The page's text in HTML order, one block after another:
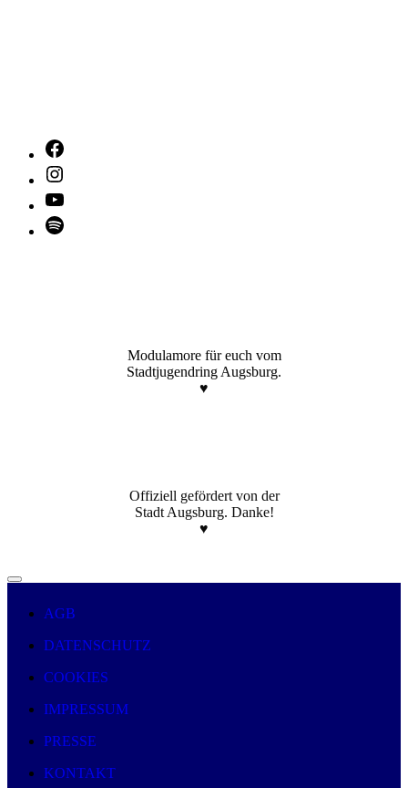
Modulamore für euch vom
Stadtjugendring Augsburg.
♥️
Offiziell gefördert von der
Stadt Augsburg. Danke!
♥️
AGB
DATENSCHUTZ
COOKIES
IMPRESSUM
PRESSE
KONTAKT